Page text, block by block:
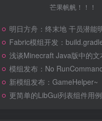
芒果帆帆！！！
明日方舟：终末地 干员潜能
Fabric模组开发：
浅谈Minecraft Java版中的文
模组发布：No
新模组发布：GameHelper~
更简单的LibGui列表组件用例